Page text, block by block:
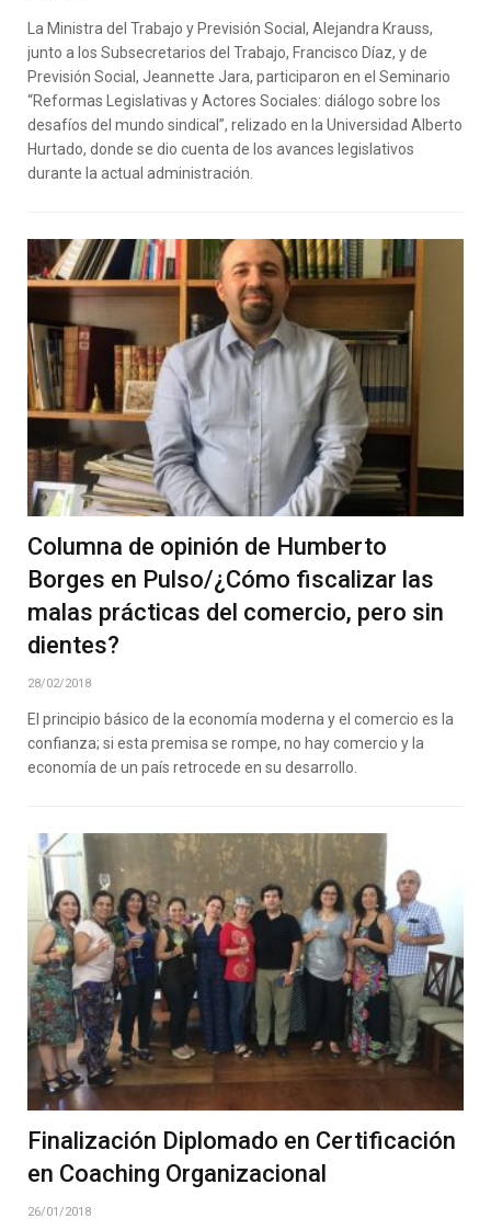
La Ministra del Trabajo y Previsión Social, Alejandra Krauss,
junto a los Subsecretarios del Trabajo, Francisco Díaz, y de
Previsión Social, Jeannette Jara, participaron en el Seminario
“Reformas Legislativas y Actores Sociales: diálogo sobre los
desafíos del mundo sindical”, relizado en la Universidad Alberto
Hurtado, donde se dio cuenta de los avances legislativos
durante la actual administración.
Columna de opinión de Humberto
Borges en Pulso/¿Cómo fiscalizar las
malas prácticas del comercio, pero sin
dientes?
28/02/2018
El principio básico de la economía moderna y el comercio es la
confianza; si esta premisa se rompe, no hay comercio y la
economía de un país retrocede en su desarrollo.
Finalización Diplomado en Certificación
en Coaching Organizacional
26/01/2018